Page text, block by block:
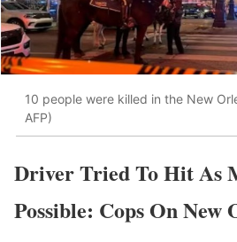
10 people were killed in the New
AFP)
Driver Tried To Hit As
Possible: Cops On New